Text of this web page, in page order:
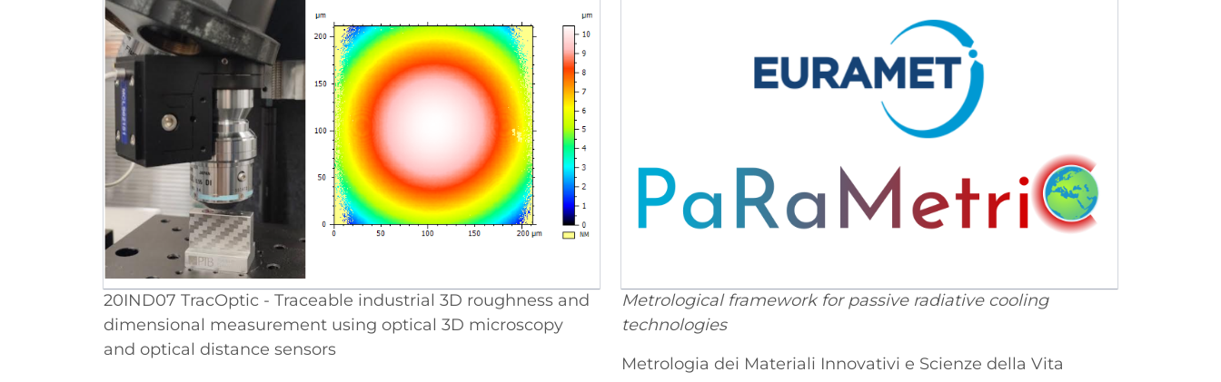
20IND07 TracOptic - Traceable industrial 3D roughness and
dimensional measurement using optical 3D microscopy
and optical distance sensors
Metrological framework for passive radiative cooling
technologies
Metrologia dei Materiali Innovativi e Scienze della Vita